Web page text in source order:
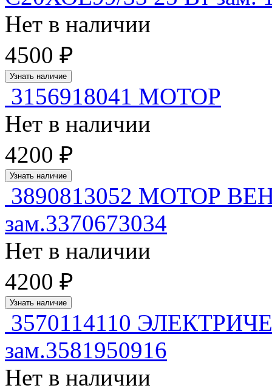
Нет в наличии
4500 ₽
Узнать наличие
3156918041 МОТОР
Нет в наличии
4200 ₽
Узнать наличие
3890813052 МОТОР
зам.3370673034
Нет в наличии
4200 ₽
Узнать наличие
3570114110
зам.3581950916
Нет в наличии